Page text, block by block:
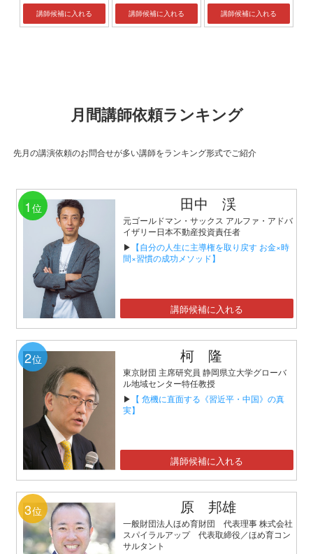
講師候補に入れる 講師候補に入れる 講師候補に入れる
月間講師依頼ランキング
先月の講演依頼のお問合せが多い講師をランキング形式でご紹介
1 位 田中 渓
元ゴールドマン・サックス アルファ・アドバ
イザリー日本不動産投資責任者
▶ 【自分の人生に主導権を取り戻す お金×時
間×習慣の成功メソッド】
講師候補に入れる
2位 柯 隆
東京財団 主席研究員 静岡県立大学グローバ
ル地域センター特任教授
▶ 【 危機に直面する《習近平・中国》の真
実】
講師候補に入れる
3位 原 邦雄
一般財団法人ほめ育財団 代表理事 株式会社
スパイラルアップ 代表取締役／ほめ育コン
サルタント